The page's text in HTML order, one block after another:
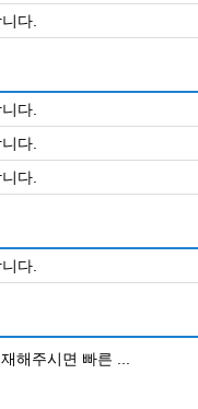
다.
다.
다.
다.
다.
해주시면 빠른 ...